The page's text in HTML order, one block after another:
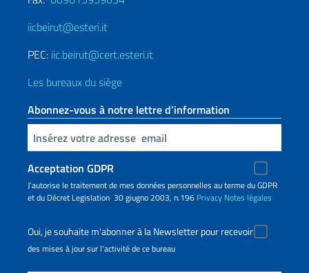
iicbeirut@esteri.it
PEC: iic.beirut@cert.esteri.it
Les bureaux du siège
Abonnez-vous à notre lettre d’information
Insert your email
Acceptation GDPR
J’autorise le traitement de mes données personnelles au terme du GDPR
et du Décret Legislation 30 giugno 2003, n.196 Privacy Notes légales
Oui, je souhaite m'abonner à la Newsletter pour recevoir
des mises à jour sur l'activité de ce bureau